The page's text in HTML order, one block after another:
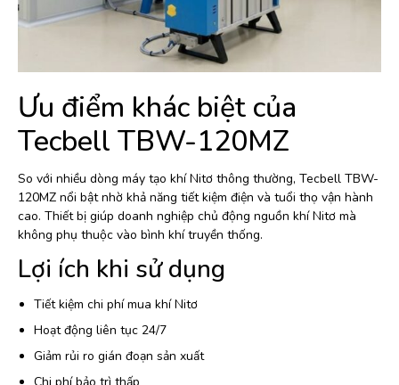
Ưu điểm khác biệt của
Tecbell TBW-120MZ
So với nhiều dòng máy tạo khí Nitơ thông thường, Tecbell TBW-
120MZ nổi bật nhờ khả năng tiết kiệm điện và tuổi thọ vận hành
cao. Thiết bị giúp doanh nghiệp chủ động nguồn khí Nitơ mà
không phụ thuộc vào bình khí truyền thống.
Lợi ích khi sử dụng
Tiết kiệm chi phí mua khí Nitơ
Hoạt động liên tục 24/7
Giảm rủi ro gián đoạn sản xuất